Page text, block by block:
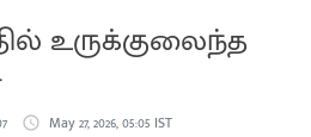
உருக்குலைந்த
May 27, 2026, 05:05 IST